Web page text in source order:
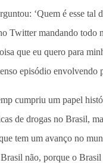
‘Quem é esse tal
Twitter mandando todo
que eu quero para
episódio envolvendo
cumpriu um papel
de drogas no Brasil,
tem um avanço no
não, porque o Brasil